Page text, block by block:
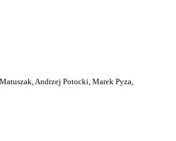
Andrzej Potocki, Marek Pyza,